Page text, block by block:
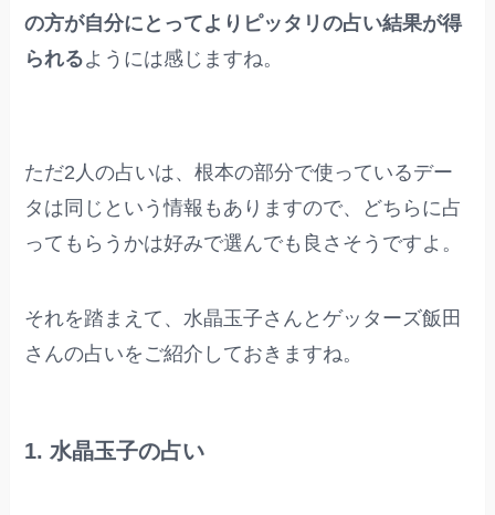
の方が自分にとってよりピッタリの占い結果が得
られるようには感じますね。
ただ2人の占いは、根本の部分で使っているデー
タは同じという情報もありますので、どちらに占
ってもらうかは好みで選んでも良さそうですよ。
それを踏まえて、水晶玉子さんとゲッターズ飯田
さんの占いをご紹介しておきますね。
1. 水晶玉子の占い